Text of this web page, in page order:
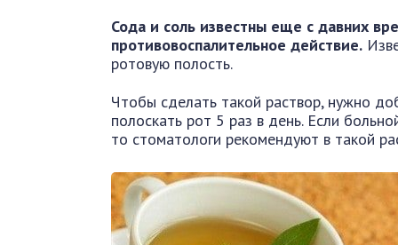
Сода и соль известны еще с давних
противовоспалительное действие.
ротовую полость.
Чтобы сделать такой раствор, нужно
полоскать рот 5 раз в день. Если
то стоматологи рекомендуют в такой